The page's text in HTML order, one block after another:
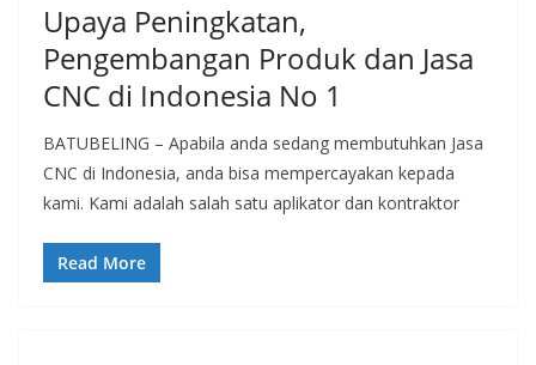
Upaya Peningkatan,
Pengembangan Produk dan Jasa
CNC di Indonesia No 1
BATUBELING – Apabila anda sedang membutuhkan Jasa
CNC di Indonesia, anda bisa mempercayakan kepada
kami. Kami adalah salah satu aplikator dan kontraktor
Read More